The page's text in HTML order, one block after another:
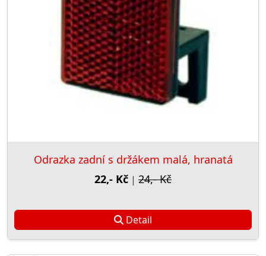
Odrazka zadní s držákem malá, hranatá
22,- Kč | 24,- Kč
Detail